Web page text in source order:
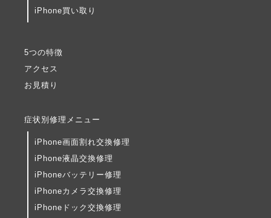
iPhone買い取り
5つの特徴
アクセス
お見積り
症状別修理メニュー
iPhone画面割れ交換修理
iPhone液晶交換修理
iPhoneバッテリー修理
iPhoneカメラ交換修理
iPhoneドック交換修理